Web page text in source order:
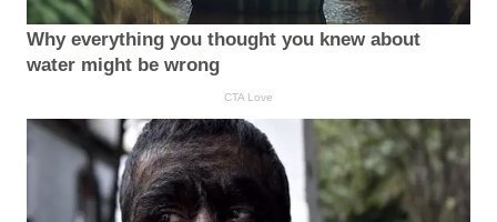
Why everything you thought you knew about
water might be wrong
CTA Love